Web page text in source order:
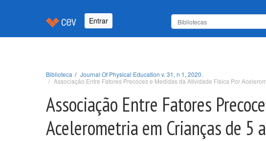
Entrar
Biblioteca
Journal Of Physical Education v. 31, n 1, 2020.
Associação Entre Fatores Precoces e Medidas da Atividade Física Por
Associação Entre Fatores
Acelerometria em Crianças de 5